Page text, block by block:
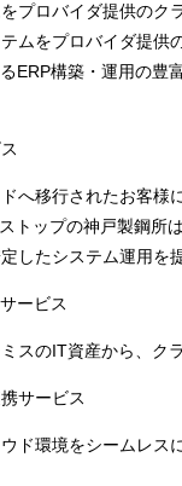
プロバイダ提供のク
ムをプロバイダ提供
ERP構築・運用の豊
へ移行されたお客様
トップの神戸製鋼所
したシステム運用を
ービス
スのIT資産から、ク
サービス
ド環境をシームレス